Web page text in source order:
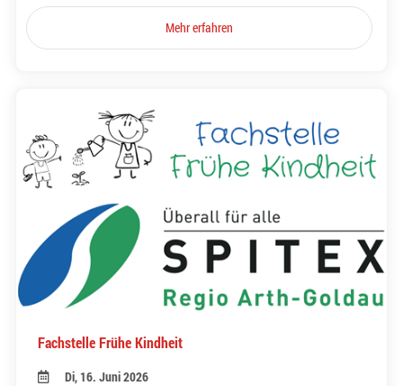
Mehr erfahren
Fachstelle Frühe Kindheit
Di, 16. Juni 2026